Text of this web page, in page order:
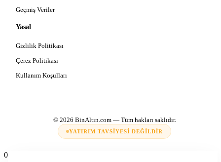
Geçmiş Veriler
Yasal
Gizlilik Politikası
Çerez Politikası
Kullanım Koşulları
© 2026 BinAltın.com— Tüm hakları saklıdır.
YATIRIM TAVSIYESI DEĞILDIR
0